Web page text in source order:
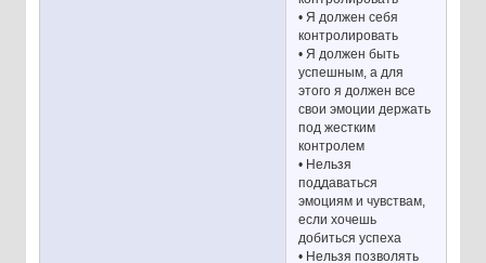
• Я должен себя
контролировать
• Я должен быть
успешным, а для
этого я должен все
свои эмоции держать
под жестким
контролем
• Нельзя
поддаваться
эмоциям и чувствам,
если хочешь
добиться успеха
• Нельзя позволять